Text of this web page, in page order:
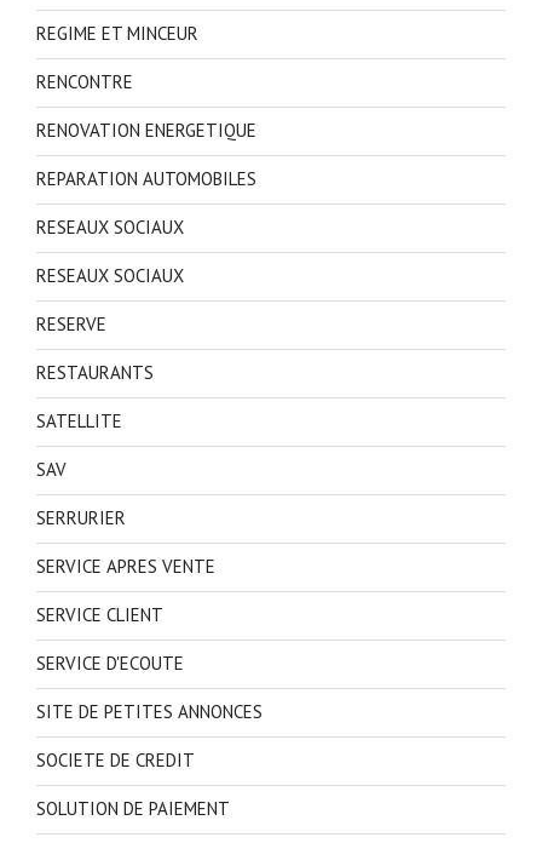
REGIME ET MINCEUR
RENCONTRE
RENOVATION ENERGETIQUE
REPARATION AUTOMOBILES
RESEAUX SOCIAUX
RESEAUX SOCIAUX
RESERVE
RESTAURANTS
SATELLITE
SAV
SERRURIER
SERVICE APRES VENTE
SERVICE CLIENT
SERVICE D'ECOUTE
SITE DE PETITES ANNONCES
SOCIETE DE CREDIT
SOLUTION DE PAIEMENT